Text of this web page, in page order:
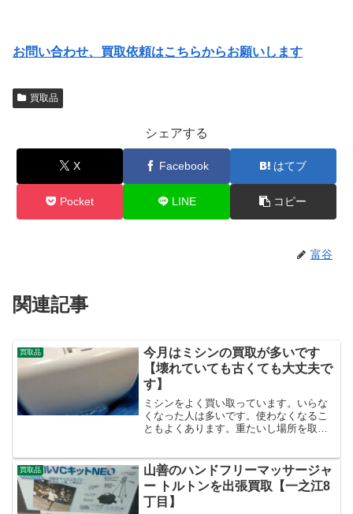
お問い合わせ、買取依頼はこちらからお願いします
買取品
シェアする
X Facebook はてブ
Pocket LINE コピー
富谷
関連記事
買取品
今月はミシンの買取が多いです
【壊れていても古くても大丈夫で
す】
ミシンをよく買い取っています。いらな
くなった人は多いです。使わなくなるこ
ともよくあります。重たいし場所を取る
まうのはもったいないです。買取させて
いただければと思います。...
買取品
山善のハンドフリーマッサージャ
ー トルトンを出張買取【一之江8
丁目】